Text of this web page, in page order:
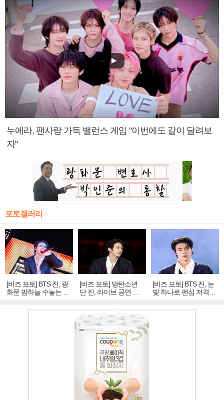
누에라, 팬사랑 가득 밸런스 게임 "이번에도 같이 달려보
자"
포토갤러리
[비즈 포토] BTS 진, 광
화문 밤하늘 수놓는 '비
주얼 킹'의 열창
[비즈 포토] 방탄소년
단 진, 라이브 공연 중
빛나는 독보적 아우라
[비즈 포토] BTS 진, 눈
빛 하나로 팬심 저격…
독보적 카리스마